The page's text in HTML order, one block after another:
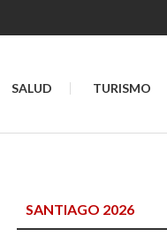
SALUD TURISMO
SANTIAGO 2026